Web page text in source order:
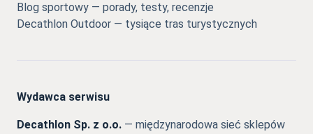
Blog sportowy — porady, testy, recenzje
Decathlon Outdoor — tysiące tras turystycznych
Wydawca serwisu
Decathlon Sp. z o.o. — międzynarodowa sieć sklepów